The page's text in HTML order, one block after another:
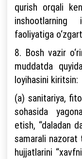
qurish orqali
inshootlarning
faoliyatiga
8. Bosh vazir
muddatda
loyihasini kiritsin:
(a) sanitariya,
sohasida
etish, “daladan
samarali
hujjatlarini